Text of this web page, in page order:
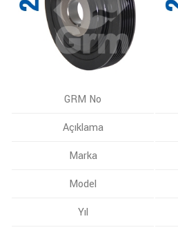
GRM No
Açıklama
Marka
Model
Yıl